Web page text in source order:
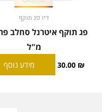
דיו פג תוקף
מ"ל
30.00 ₪ מידע נוסף